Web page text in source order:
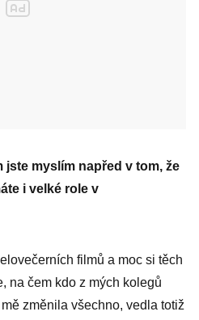
myslím napřed v tom, že
i velké role v
filmů a moc si těch
na čem kdo z mých kolegů
změnila všechno, vedla totiž